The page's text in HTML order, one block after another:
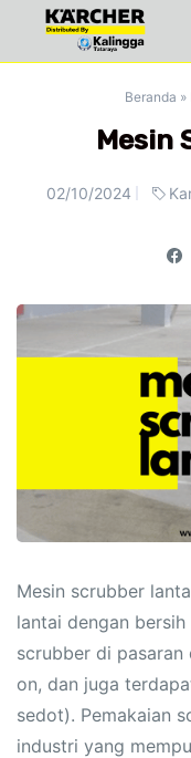
Beranda »
Mesin
02/10/2024
Mesin scrubber
lantai dengan
scrubber di
on, dan juga
sedot). Pemakaian
industri yang